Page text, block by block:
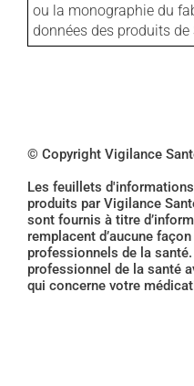
ou la monographie du
données des produits de
© Copyright Vigilance
Les feuillets
produits par Vigilance
sont fournis à titre
remplacent d’aucune
professionnels de la
professionnel de la santé
qui concerne votre